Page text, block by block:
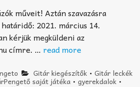
műveit! Aztán szavazásra
2021. március 14.
kérjük megküldeni az
címre. … read more
Gitár kiegészítők• Gitár leckék
saját játéka •gyerekdalok •